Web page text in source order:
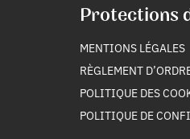
Protections
MENTIONS LÉGALES
RÈGLEMENT
POLITIQUE DES
POLITIQUE DE